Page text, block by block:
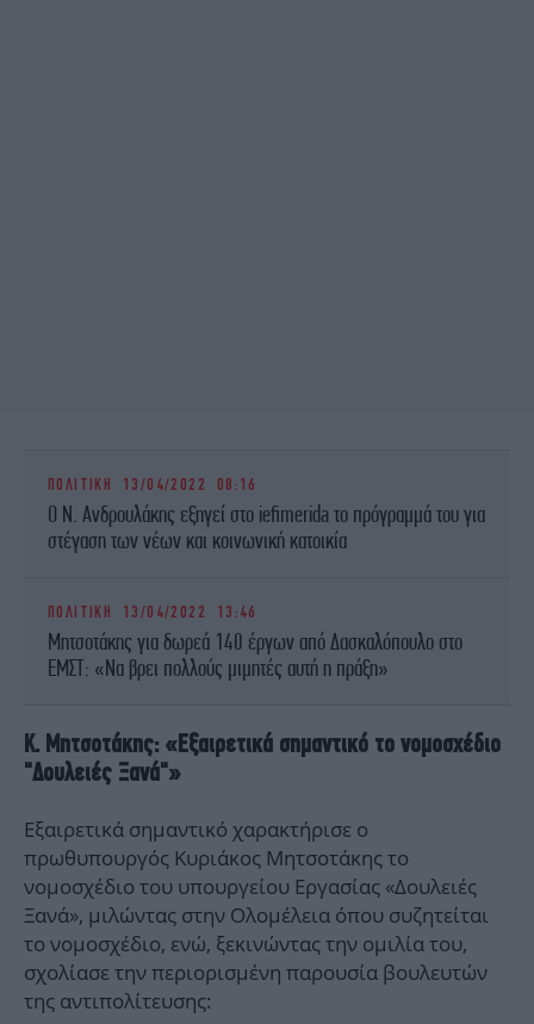
ΠΟΛΙΤΙΚΗ 13/04/2022 08:16
Ο Ν. Ανδρουλάκης εξηγεί στο iefimerida το πρόγραμμά του για
στέγαση των νέων και κοινωνική κατοικία
ΠΟΛΙΤΙΚΗ 13/04/2022 13:46
Μητσοτάκης για δωρεά 140 έργων από Δασκαλόπουλο στο
ΕΜΣΤ: «Να βρει πολλούς μιμητές αυτή η πράξη»
Κ. Μητσοτάκης: «Εξαιρετικά σημαντικό το νομοσχέδιο
"Δουλειές Ξανά"»
Εξαιρετικά σημαντικό χαρακτήρισε ο
πρωθυπουργός Κυριάκος Μητσοτάκης το
νομοσχέδιο του υπουργείου Εργασίας «Δουλειές
Ξανά», μιλώντας στην Ολομέλεια όπου συζητείται
το νομοσχέδιο, ενώ, ξεκινώντας την ομιλία του,
σχολίασε την περιορισμένη παρουσία βουλευτών
της αντιπολίτευσης: